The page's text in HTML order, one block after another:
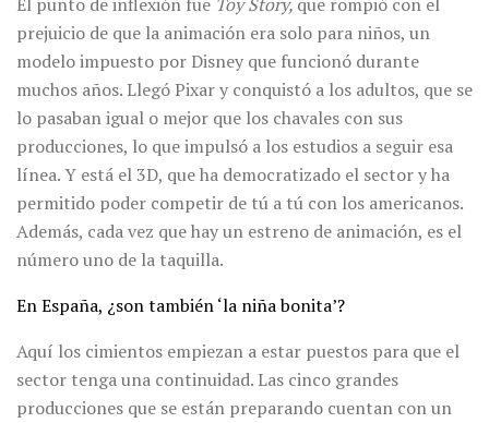
prejuicio de que la animación era solo para niños, un
modelo impuesto por Disney que funcionó durante
muchos años. Llegó Pixar y conquistó a los adultos, que se
lo pasaban igual o mejor que los chavales con sus
producciones, lo que impulsó a los estudios a seguir esa
línea. Y está el 3D, que ha democratizado el sector y ha
permitido poder competir de tú a tú con los americanos.
Además, cada vez que hay un estreno de animación, es el
número uno de la taquilla.
En España, ¿son también ‘la niña bonita’?
Aquí los cimientos empiezan a estar puestos para que el
sector tenga una continuidad. Las cinco grandes
producciones que se están preparando cuentan con un